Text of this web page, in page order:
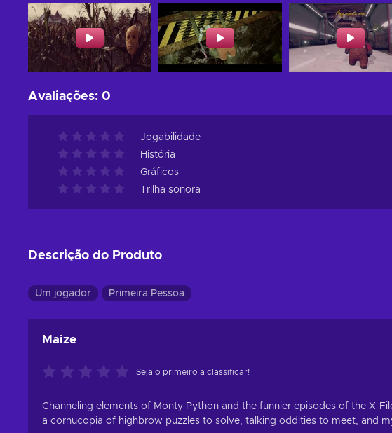
Avaliações: 0
Jogabilidade
História
Gráficos
Trilha sonora
Descrição do Produto
Um jogador Primeira Pessoa
Maize
Seja o primeiro a classificar!
Channeling elements of Monty Python and the funnier episodes of the X-
a cornucopia of highbrow puzzles to solve, talking oddities to meet, and